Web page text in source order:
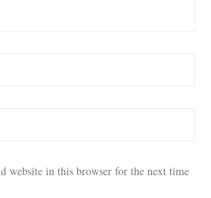
website in this browser for the next time